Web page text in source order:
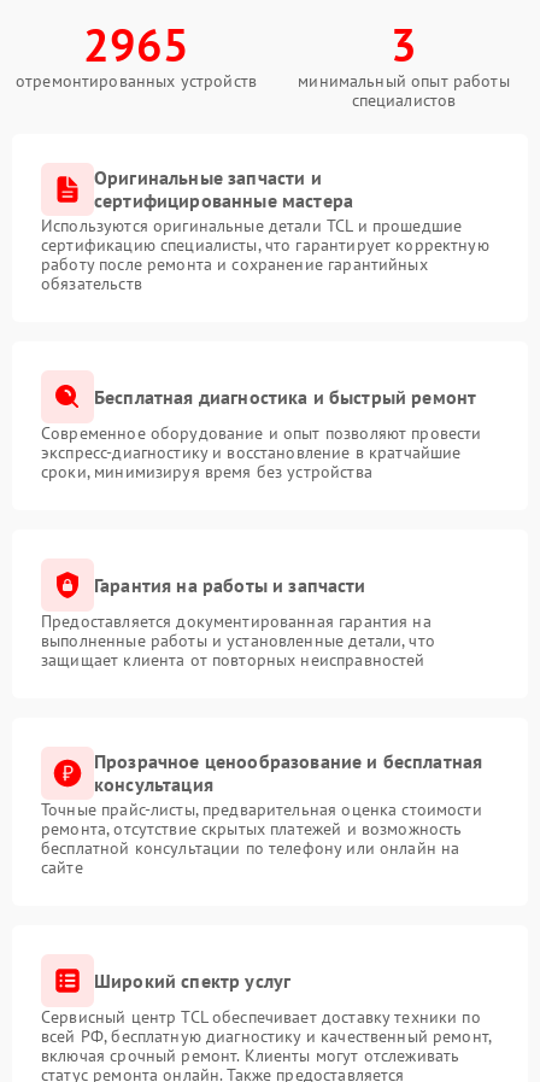
2965
отремонтированных устройств
3
минимальный опыт работы
специалистов
Оригинальные запчасти и
сертифицированные мастера
Используются оригинальные детали TCL и прошедшие
сертификацию специалисты, что гарантирует корректную
работу после ремонта и сохранение гарантийных
обязательств
Бесплатная диагностика и быстрый ремонт
Современное оборудование и опыт позволяют провести
экспресс-диагностику и восстановление в кратчайшие
сроки, минимизируя время без устройства
Гарантия на работы и запчасти
Предоставляется документированная гарантия на
выполненные работы и установленные детали, что
защищает клиента от повторных неисправностей
Прозрачное ценообразование и бесплатная
консультация
Точные прайс-листы, предварительная оценка стоимости
ремонта, отсутствие скрытых платежей и возможность
бесплатной консультации по телефону или онлайн на
сайте
Широкий спектр услуг
Сервисный центр TCL обеспечивает доставку техники по
всей РФ, бесплатную диагностику и качественный ремонт,
включая срочный ремонт. Клиенты могут отслеживать
статус ремонта онлайн. Также предоставляется